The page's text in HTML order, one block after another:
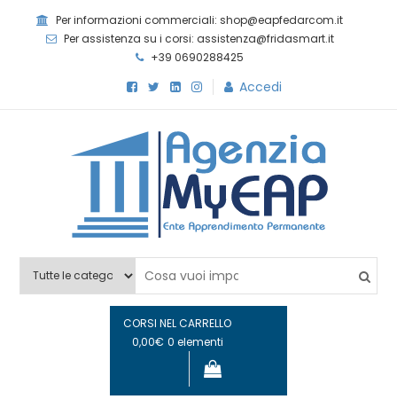
Per informazioni commerciali: shop@eapfedarcom.it
Per assistenza su i corsi: assistenza@fridasmart.it
+39 0690288425
Accedi
Agenzia MyEAP
CORSI NEL CARRELLO
0,00€ 0 elementi